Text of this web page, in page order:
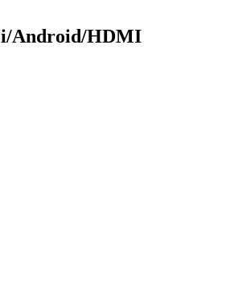
Android/HDMI